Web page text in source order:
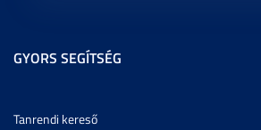
GYORS SEGÍTSÉG
Tanrendi kereső